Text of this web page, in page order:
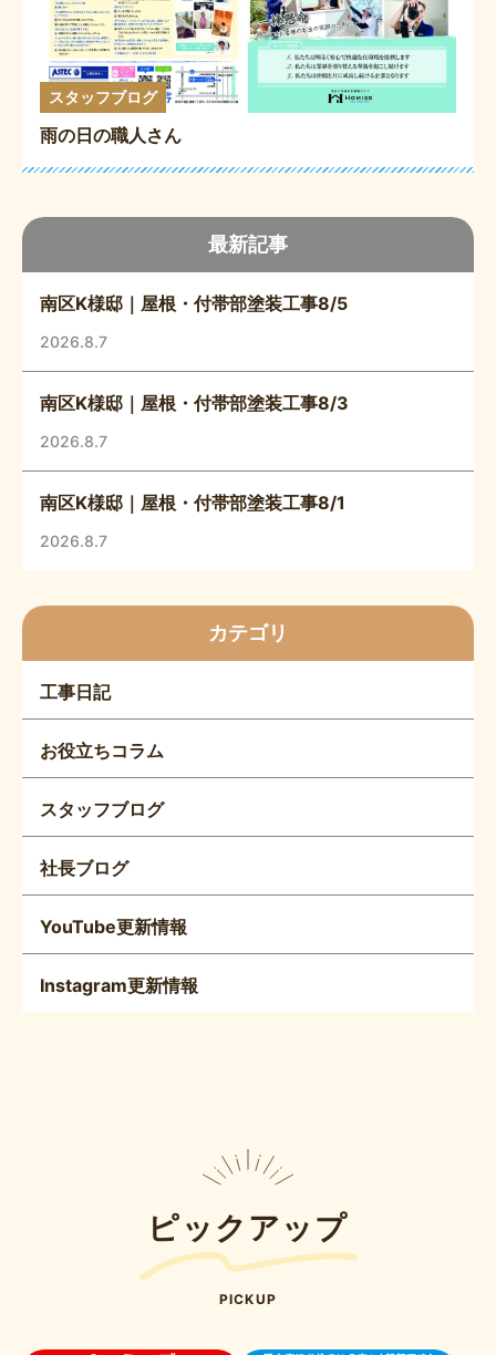
最新記事
南区K様邸｜屋根・付帯部塗装工事8/5
2026.8.7
南区K様邸｜屋根・付帯部塗装工事8/3
2026.8.7
南区K様邸｜屋根・付帯部塗装工事8/1
2026.8.7
カテゴリ
工事日記
お役立ちコラム
スタッフブログ
社長ブログ
YouTube更新情報
Instagram更新情報
スタッフブログ
雨の日の職人さん
ピックアップ
PICKUP